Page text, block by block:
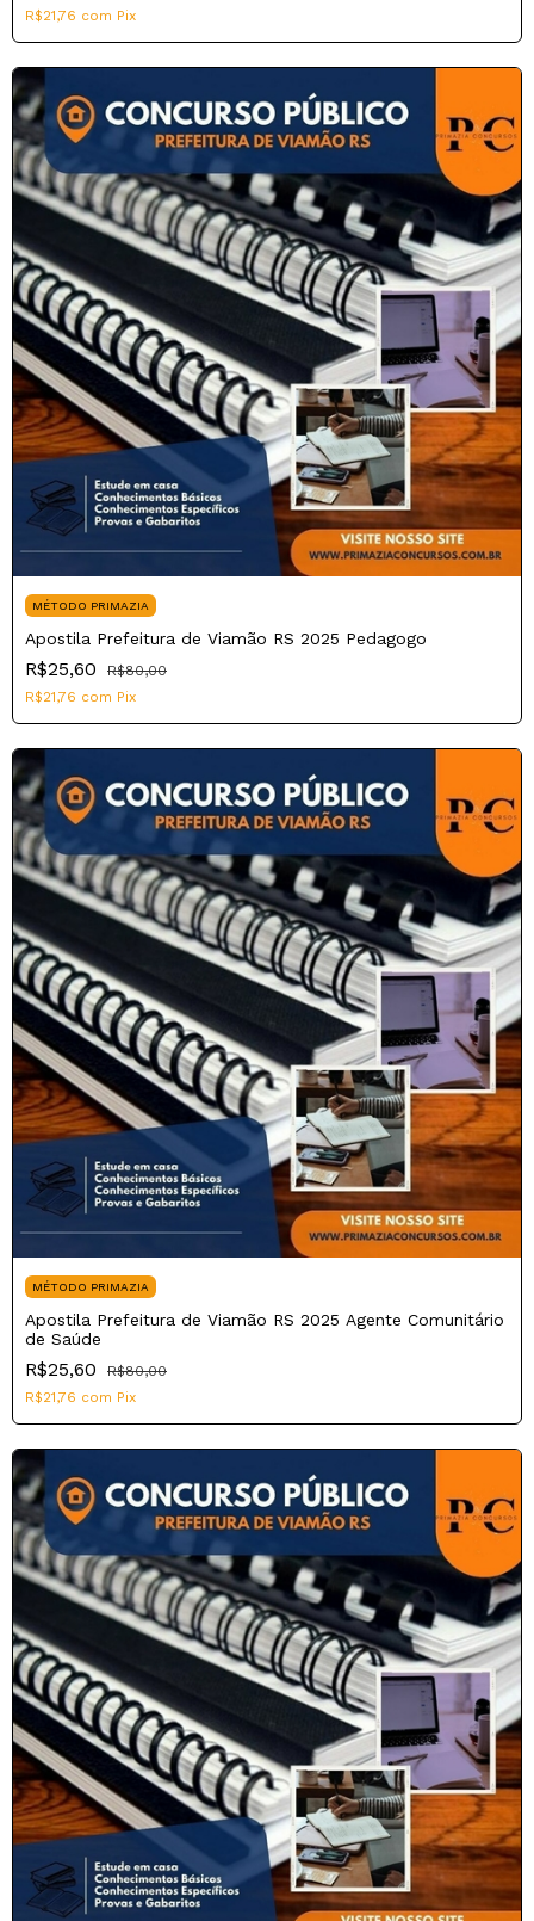
R$21,76 com Pix
MÉTODO PRIMAZIA
Apostila Prefeitura de Viamão RS 2025 Pedagogo
R$25,60
R$80,00
R$21,76 com Pix
MÉTODO PRIMAZIA
Apostila Prefeitura de Viamão RS 2025 Agente Comunitário
de Saúde
R$25,60
R$80,00
R$21,76 com Pix